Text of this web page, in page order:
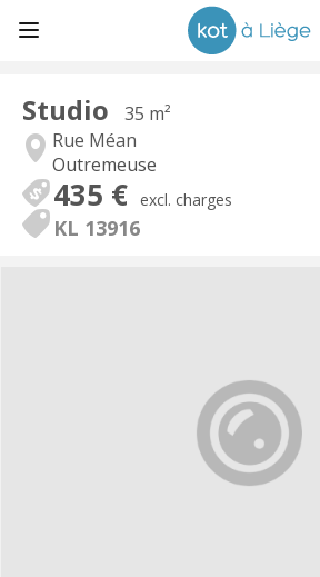
Studio
35 m²
Rue Méan
Outremeuse
435 € excl. charges
KL 13916